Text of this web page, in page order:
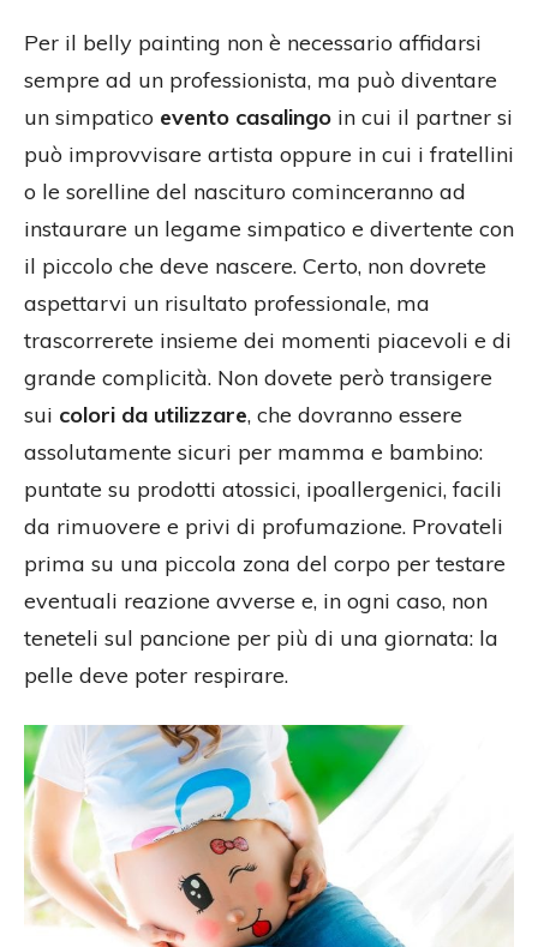
Per il belly painting non è necessario affidarsi
sempre ad un professionista, ma può diventare
un simpatico evento casalingo in cui il partner si
può improvvisare artista oppure in cui i fratellini
o le sorelline del nascituro cominceranno ad
instaurare un legame simpatico e divertente con
il piccolo che deve nascere. Certo, non dovrete
aspettarvi un risultato professionale, ma
trascorrerete insieme dei momenti piacevoli e di
grande complicità. Non dovete però transigere
sui colori da utilizzare, che dovranno essere
assolutamente sicuri per mamma e bambino:
puntate su prodotti atossici, ipoallergenici, facili
da rimuovere e privi di profumazione. Provateli
prima su una piccola zona del corpo per testare
eventuali reazione avverse e, in ogni caso, non
teneteli sul pancione per più di una giornata: la
pelle deve poter respirare.